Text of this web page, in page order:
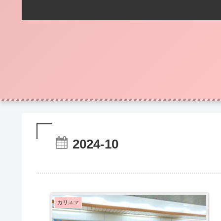
2024-10
カリスマ